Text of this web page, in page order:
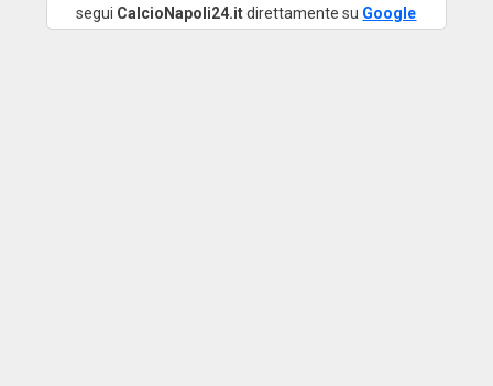
segui CalcioNapoli24.itdirettamente su Google